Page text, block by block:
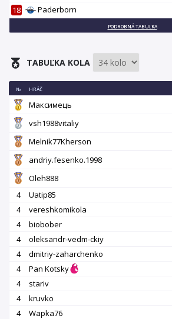
18
Paderborn
PODROBNÁ TABUĽKA
TABUĽKA KOLA
№ HRÁČ
Максимець
vsh1988vitaliy
Melnik77Kherson
andriy.fesenko.1998
Oleh888
4
Uatip85
4
vereshkomikola
4
biobober
4
oleksandr-vedm-ckiy
4
dmitriy-zaharchenko
4
Pan Kotsky
4
stariv
4
kruvko
4
Wapka76